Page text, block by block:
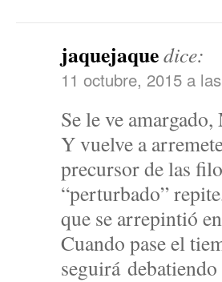
jaquejaquedice:
11 octubre, 2015 a
Se le ve amargado,
Y vuelve a
precursor de las
“perturbado”
que se arrepintió
Cuando pase el
seguirá